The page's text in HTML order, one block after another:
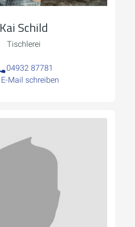
Kai Schild
Tischlerei
04932 87781
E-Mail schreiben